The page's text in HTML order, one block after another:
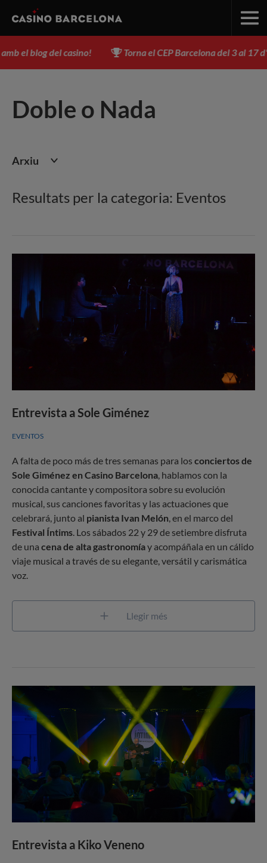
del casino! Torna el CEP Barcelona del 3 al 17 d'agost -
Doble o Nada
Arxiu
Resultats per la categoria: Eventos
Entrevista a Sole Giménez
EVENTOS
A falta de poco más de tres semanas para los conciertos de
Sole Giménez en Casino Barcelona, hablamos con la
conocida cantante y compositora sobre su evolución
musical, sus canciones favoritas y las actuaciones que
celebrará, junto al pianista Ivan Melón, en el marco del
Festival Íntims. Los sábados 22 y 29 de setiembre disfruta
de una cena de alta gastronomíay acompáñala en un cálido
viaje musical a través de su elegante, versátil y carismática
voz.
Llegir més
Entrevista a Kiko Veneno